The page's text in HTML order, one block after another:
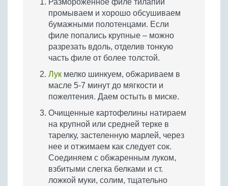
Размороженное филе тилапии
промываем и хорошо обсушиваем
бумажными полотенцами. Если
филе попались крупные – можно
разрезать вдоль, отделив тонкую
часть филе от более толстой.
Лук мелко шинкуем, обжариваем в
масле 5-7 минут до мягкости и
пожелтения. Даем остыть в миске.
Очищенные картофелины натираем
на крупной или средней терке в
тарелку, застеленную марлей, через
нее и отжимаем как следует сок.
Соединяем с обжаренным луком,
взбитыми слегка белками и ст.
ложкой муки, солим, тщательно